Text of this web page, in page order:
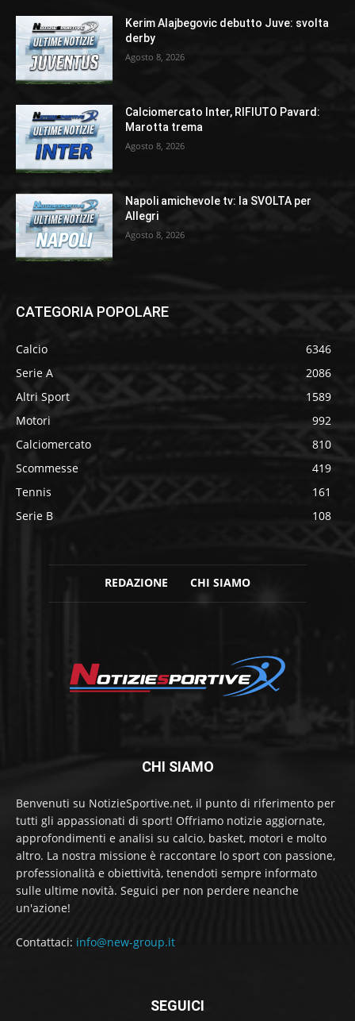
Kerim Alajbegovic debutto Juve: svolta
derby
Agosto 8, 2026
Calciomercato Inter, RIFIUTO Pavard:
Marotta trema
Agosto 8, 2026
Napoli amichevole tv: la SVOLTA per
Allegri
Agosto 8, 2026
CATEGORIA POPOLARE
Calcio
6346
Serie A
2086
Altri Sport
1589
Motori
992
Calciomercato
810
Scommesse
419
Tennis
161
Serie B
108
REDAZIONE CHI SIAMO
CHI SIAMO
Benvenuti su NotizieSportive.net, il punto di riferimento per
tutti gli appassionati di sport! Offriamo notizie aggiornate,
approfondimenti e analisi su calcio, basket, motori e molto
altro. La nostra missione è raccontare lo sport con passione,
professionalità e obiettività, tenendoti sempre informato
sulle ultime novità. Seguici per non perdere neanche
un'azione!
Contattaci: info@new-group.it
SEGUICI